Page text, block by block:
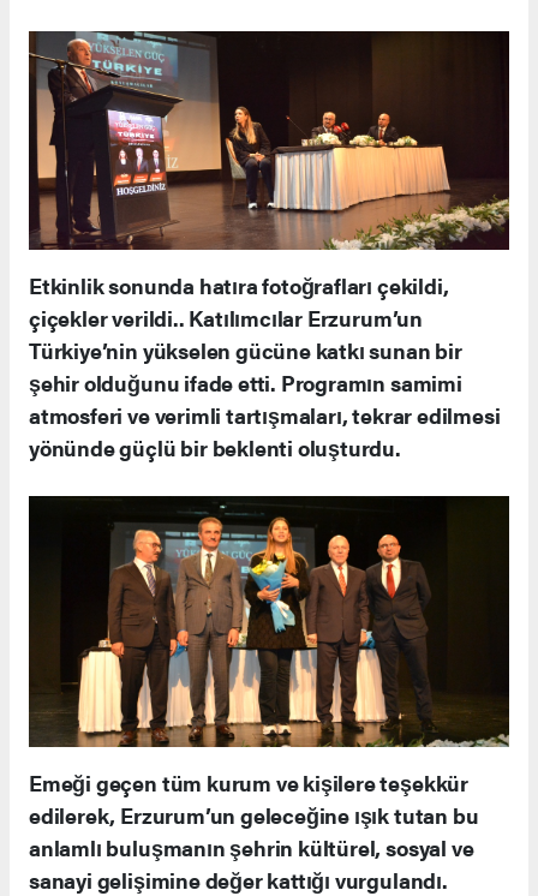
Etkinlik sonunda hatıra fotoğrafları çekildi,
çiçekler verildi.. Katılımcılar Erzurum’un
Türkiye’nin yükselen gücüne katkı sunan bir
şehir olduğunu ifade etti. Programın samimi
atmosferi ve verimli tartışmaları, tekrar edilmesi
yönünde güçlü bir beklenti oluşturdu.
Emeği geçen tüm kurum ve kişilere teşekkür
edilerek, Erzurum’un geleceğine ışık tutan bu
anlamlı buluşmanın şehrin kültürel, sosyal ve
sanayi gelişimine değer kattığı vurgulandı.